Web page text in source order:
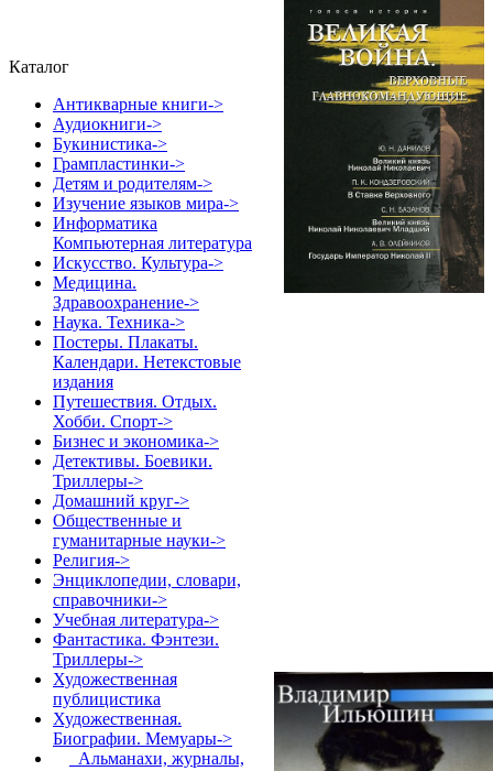
Каталог
Антикварные книги->
Аудиокниги->
Букинистика->
Грампластинки->
Детям и родителям->
Изучение языков мира->
Информатика
Компьютерная литература
Искусство. Культура->
Медицина.
Здравоохранение->
Наука. Техника->
Постеры. Плакаты.
Календари. Нетекстовые
издания
Путешествия. Отдых.
Хобби. Спорт->
Бизнес и экономика->
Детективы. Боевики.
Триллеры->
Домашний круг->
Общественные и
гуманитарные науки->
Религия->
Энциклопедии, словари,
справочники->
Учебная литература->
Фантастика. Фэнтези.
Триллеры->
Художественная
публицистика
Художественная.
Биографии. Мемуары->
Альманахи, журналы,